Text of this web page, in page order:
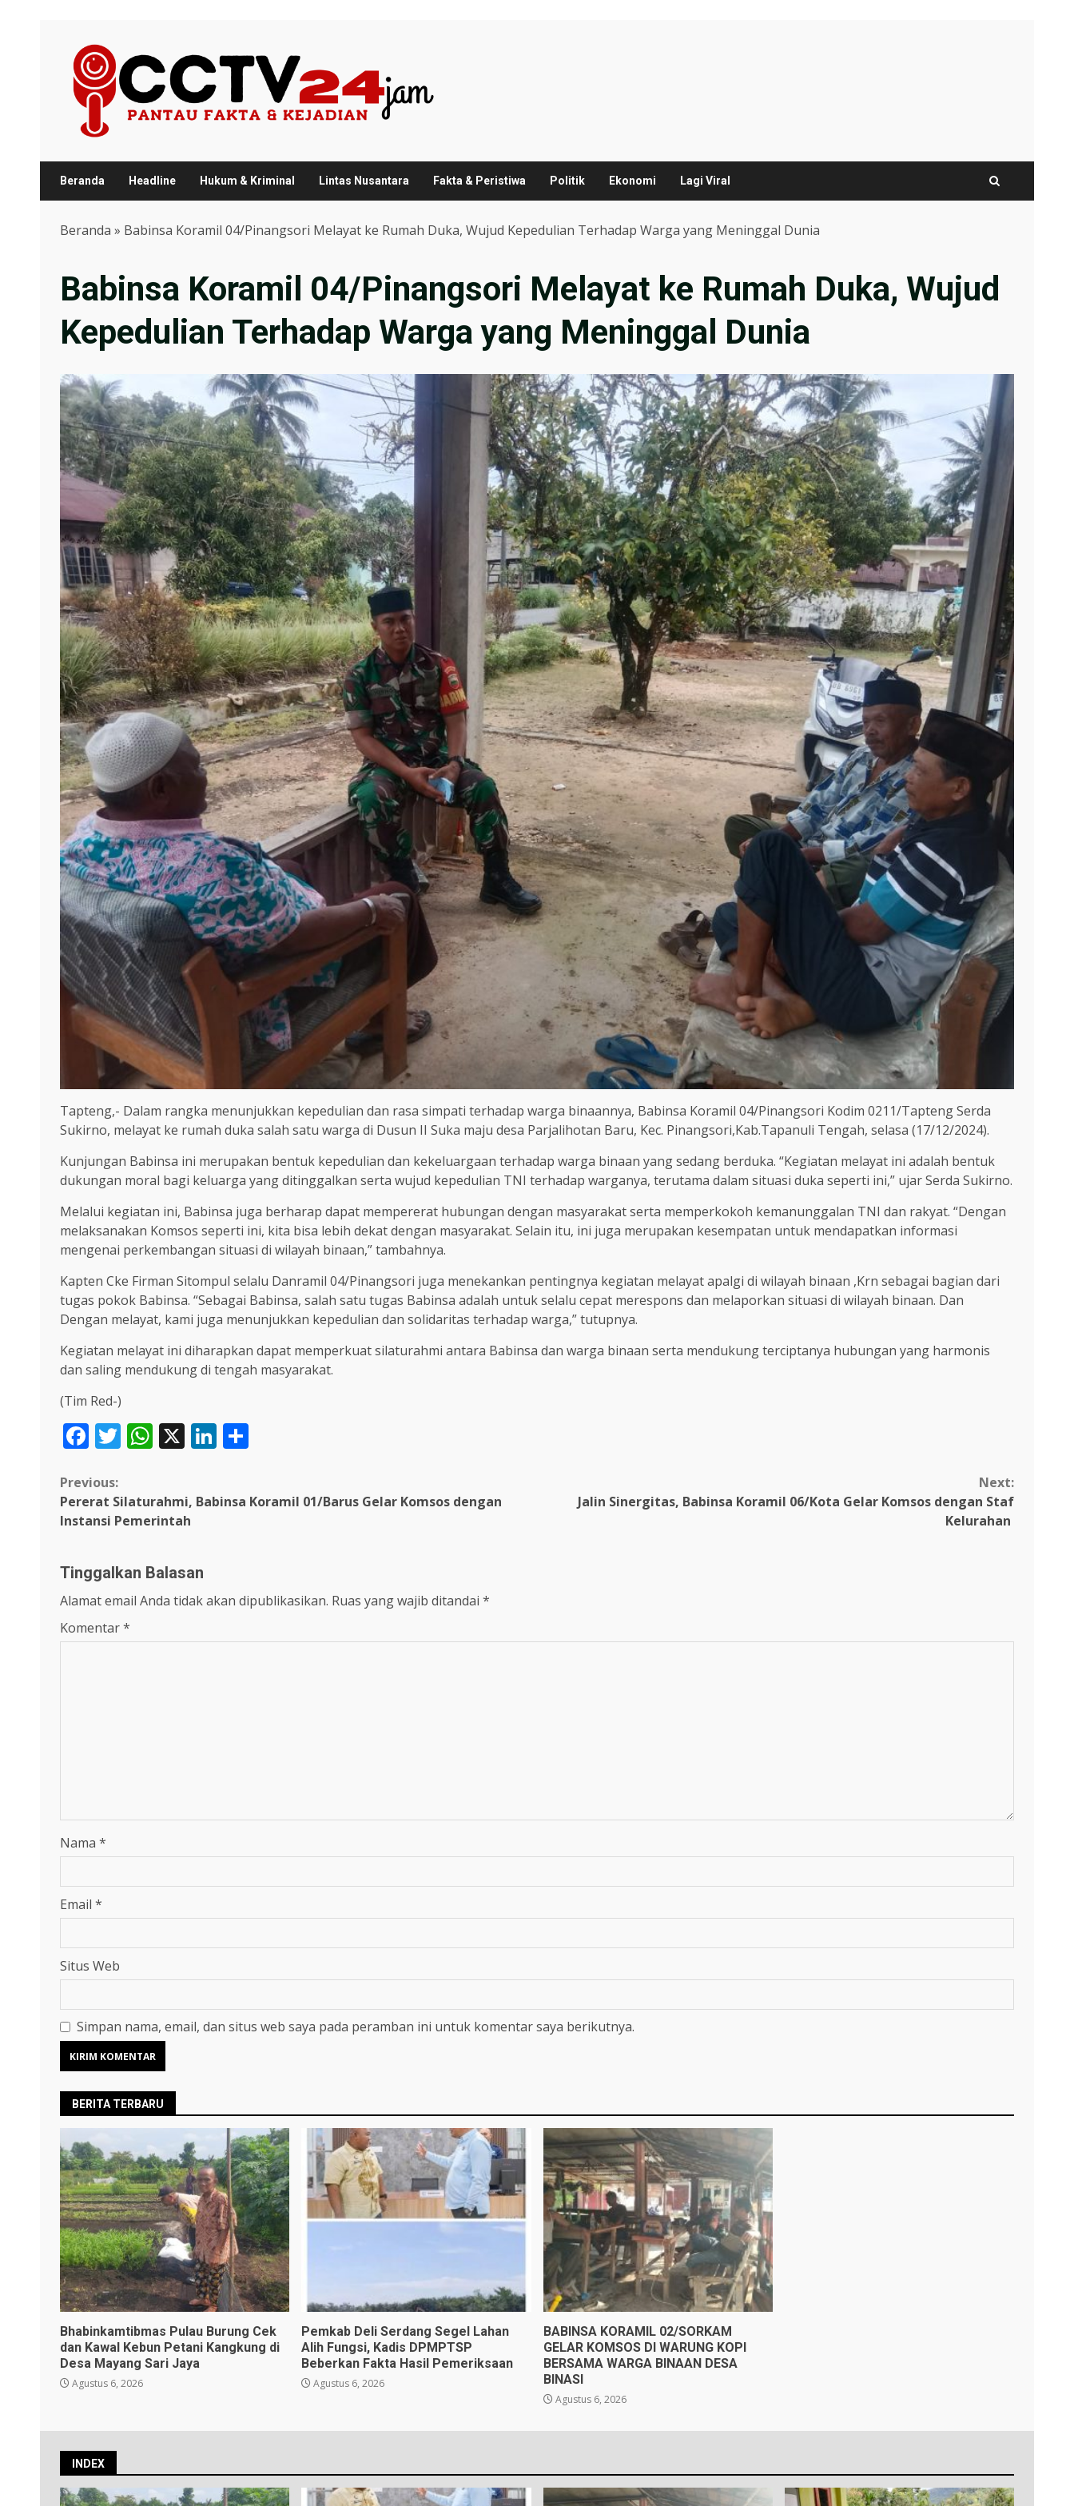
content
Beranda Headline Hukum & Kriminal Lintas Nusantara Fakta & Peristiwa Politik Ekonomi Lagi Viral
Beranda » Babinsa Koramil 04/Pinangsori Melayat ke Rumah Duka, Wujud Kepedulian Terhadap Warga yang Meninggal Dunia
Babinsa Koramil 04/Pinangsori Melayat ke Rumah Duka, Wujud
Kepedulian Terhadap Warga yang Meninggal Dunia
Tapteng,- Dalam rangka menunjukkan kepedulian dan rasa simpati terhadap warga binaannya, Babinsa Koramil 04/Pinangsori Kodim 0211/Tapteng Serda
Sukirno, melayat ke rumah duka salah satu warga di Dusun II Suka maju desa Parjalihotan Baru, Kec. Pinangsori,Kab.Tapanuli Tengah, selasa (17/12/2024).
Kunjungan Babinsa ini merupakan bentuk kepedulian dan kekeluargaan terhadap warga binaan yang sedang berduka. “Kegiatan melayat ini adalah bentuk
dukungan moral bagi keluarga yang ditinggalkan serta wujud kepedulian TNI terhadap warganya, terutama dalam situasi duka seperti ini,” ujar Serda Sukirno.
Melalui kegiatan ini, Babinsa juga berharap dapat mempererat hubungan dengan masyarakat serta memperkokoh kemanunggalan TNI dan rakyat. “Dengan
melaksanakan Komsos seperti ini, kita bisa lebih dekat dengan masyarakat. Selain itu, ini juga merupakan kesempatan untuk mendapatkan informasi
mengenai perkembangan situasi di wilayah binaan,” tambahnya.
Kapten Cke Firman Sitompul selalu Danramil 04/Pinangsori juga menekankan pentingnya kegiatan melayat apalgi di wilayah binaan ,Krn sebagai bagian dari
tugas pokok Babinsa. “Sebagai Babinsa, salah satu tugas Babinsa adalah untuk selalu cepat merespons dan melaporkan situasi di wilayah binaan. Dan
Dengan melayat, kami juga menunjukkan kepedulian dan solidaritas terhadap warga,” tutupnya.
Kegiatan melayat ini diharapkan dapat memperkuat silaturahmi antara Babinsa dan warga binaan serta mendukung terciptanya hubungan yang harmonis
dan saling mendukung di tengah masyarakat.
(Tim Red-)
Facebook
Twitter
WhatsApp
X LinkedIn
Continue
Reading
Previous:
Pererat Silaturahmi, Babinsa Koramil 01/Barus Gelar Komsos dengan
Instansi Pemerintah
Next:
Jalin Sinergitas, Babinsa Koramil 06/Kota Gelar Komsos dengan Staf
Kelurahan
Tinggalkan Balasan
Alamat email Anda tidak akan dipublikasikan. Ruas yang wajib ditandai *
Komentar*
Nama *
Email *
Situs Web
Simpan nama, email, dan situs web saya pada peramban ini untuk komentar saya berikutnya.
BERITA TERBARU
Bhabinkamtibmas Pulau Burung Cek
dan Kawal Kebun Petani Kangkung di
Desa Mayang Sari Jaya
Agustus 6, 2026
Pemkab Deli Serdang Segel Lahan
Alih Fungsi, Kadis DPMPTSP
Beberkan Fakta Hasil Pemeriksaan
Agustus 6, 2026
BABINSA KORAMIL 02/SORKAM
GELAR KOMSOS DI WARUNG KOPI
BERSAMA WARGA BINAAN DESA
BINASI
Agustus 6, 2026
INDEX